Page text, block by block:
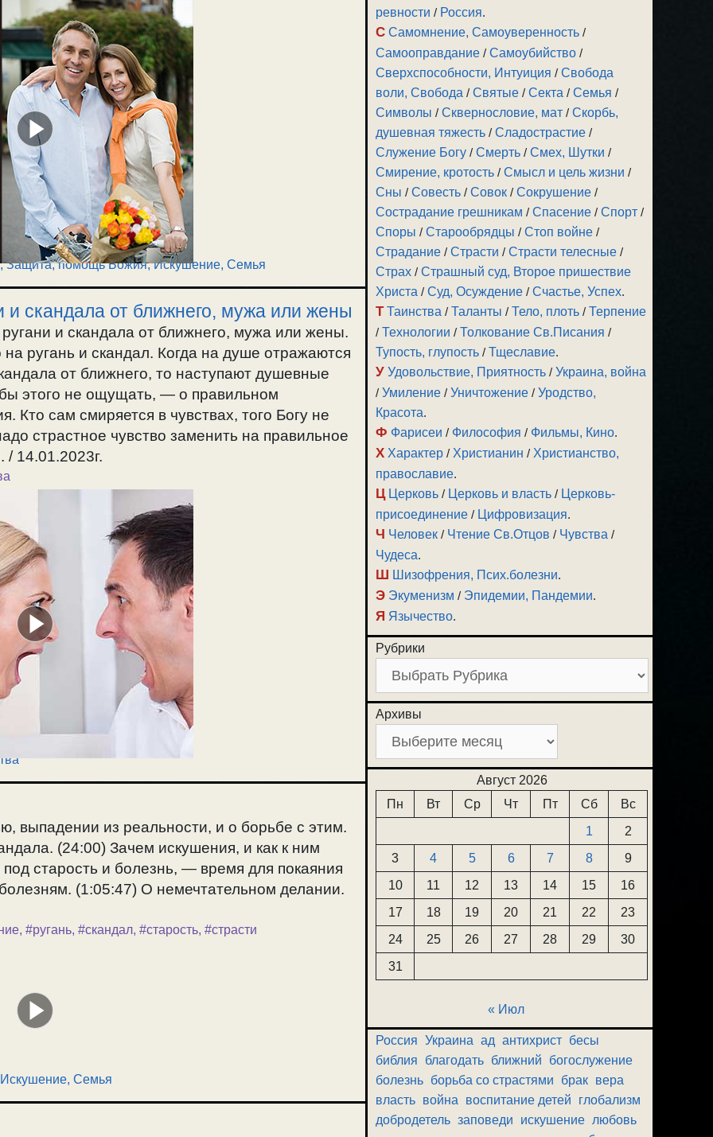
,Защита, помощь Божия,Искушение, Семья
и скандала от ближнего, мужа или жены
и скандала от ближнего, мужа или жены.
на ругань и скандал. Когда на душе отражаются
от ближнего, то наступают душевные
этого не ощущать, — о правильном
Кто сам смиряется в чувствах, того Богу не
страстное чувство заменить на правильное
14.01.2023г.
выпадении из реальности, и о борьбе с этим.
(24:00) Зачем искушения, и как к ним
старость и болезнь, — время для покаяния
(1:05:47) О немечтательном делании.
, #ругань, #скандал, #старость, #страсти
Искушение, Семья
ревности / Россия.
С Самомнение, Самоуверенность /
Самооправдание /Самоубийство /
Сверхспособности, Интуиция /Свобода
воли, Свобода /Святые /Секта /Семья /
Символы /Сквернословие, мат /Скорбь,
душевная тяжесть /Сладострастие /
Служение Богу /Смерть /Смех, Шутки /
Смирение, кротость /Смысл и цель жизни /
Сны /Совесть /Совок /Сокрушение /
Сострадание грешникам /Спасение /Спорт /
Споры /Старообрядцы /Стоп войне /
Страдание /Страсти /Страсти телесные /
Страх /Страшный суд, Второе пришествие
Христа /Суд, Осуждение /Счастье, Успех.
Т Таинства /Таланты /Тело, плоть /Терпение
/Технологии /Толкование Св.Писания /
Тупость, глупость /Тщеславие.
У Удовольствие, Приятность /Украина, война
/Умиление /Уничтожение /Уродство,
Красота.
Ф Фарисеи / Философия / Фильмы, Кино.
Х Характер / Христианин / Христианство,
православие.
Ц Церковь / Церковь и власть / Церковь-
присоединение / Цифровизация.
Ч Человек / Чтение Св.Отцов / Чувства /
Чудеса.
Ш Шизофрения, Псих.болезни.
Э Экуменизм / Эпидемии, Пандемии.
Я Язычество.
Рубрики
Архивы
Август 2026
Пн
Вт Ср Чт Пт Сб
Вс
1
2
3
4 5 6 7 8
9
10
11 12 13 14 15
16
17
18 19 20 21 22
23
24
25 26 27 28 29
30
31
« Июл
Россия Украина ад антихрист бесы
библия
благодать ближний
богослужение
болезнь борьба со страстями брак вера
власть война воспитание детей
глобализм
добродетель заповеди искушение любовь